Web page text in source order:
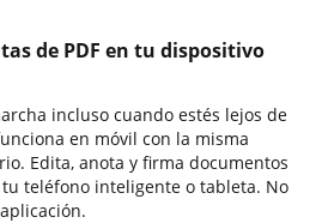
de PDF en tu dispositivo
incluso cuando estés lejos de
en móvil con la misma
Edita, anota y firma documentos
teléfono inteligente o tableta. No